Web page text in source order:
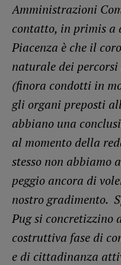
Amministrazioni
contatto, in primis a
Piacenza è che il
naturale dei
(finora condotti in
gli organi preposti
abbiano una
al momento della
stesso non abbiamo
peggio ancora di
nostro gradimento.
Pug si concretizzino
costruttiva fase di
e di cittadinanza